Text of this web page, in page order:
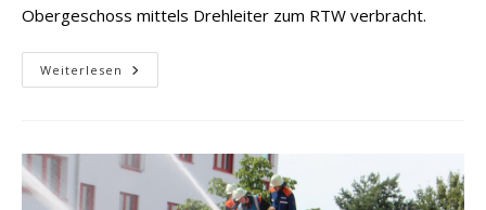
Obergeschoss mittels Drehleiter zum RTW verbracht.
Weiterlesen THL
–